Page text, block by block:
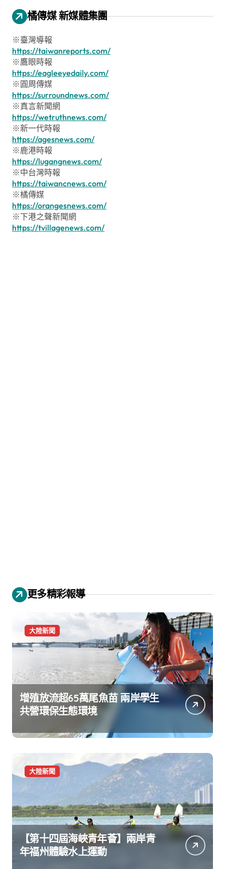
橘傳媒 新媒體集團
※臺灣導報
https://taiwanreports.com/
※鷹眼時報
https://eagleeyedaily.com/
※圓周傳媒
https://surroundnews.com/
※真言新聞網
https://wetruthnews.com/
※新一代時報
https://agesnews.com/
※鹿港時報
https://lugangnews.com/
※中台灣時報
https://taiwancnews.com/
※橘傳媒
https://orangesnews.com/
※下港之聲新聞網
https://tvillagenews.com/
更多精彩報導
大陸新聞
增殖放流超65萬尾魚苗 兩岸學生
共營環保生態環境
大陸新聞
【第十四屆海峽青年薈】兩岸青
年福州體驗水上運動